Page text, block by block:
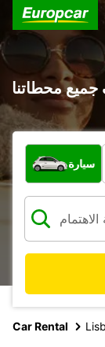
محطاتنا
ما نوع المركبة؟
سيارة
Car Rental